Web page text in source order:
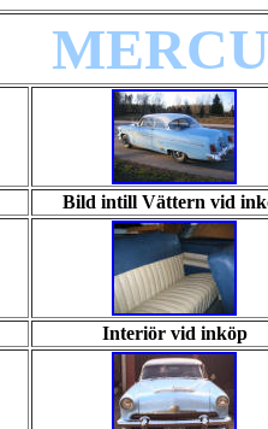
Bild intill Vättern vid
Interiör vid inköp